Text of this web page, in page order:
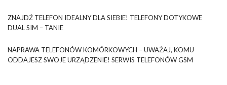
ZNAJDŹ TELEFON IDEALNY DLA SIEBIE! TELEFONY DOTYKOWE
DUAL SIM – TANIE
NAPRAWA TELEFONÓW KOMÓRKOWYCH – UWAŻAJ, KOMU
ODDAJESZ SWOJE URZĄDZENIE! SERWIS TELEFONÓW GSM